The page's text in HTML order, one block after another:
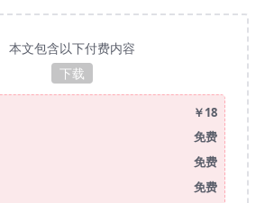
本文包含以下付费内容
下载
￥18
免费
免费
免费